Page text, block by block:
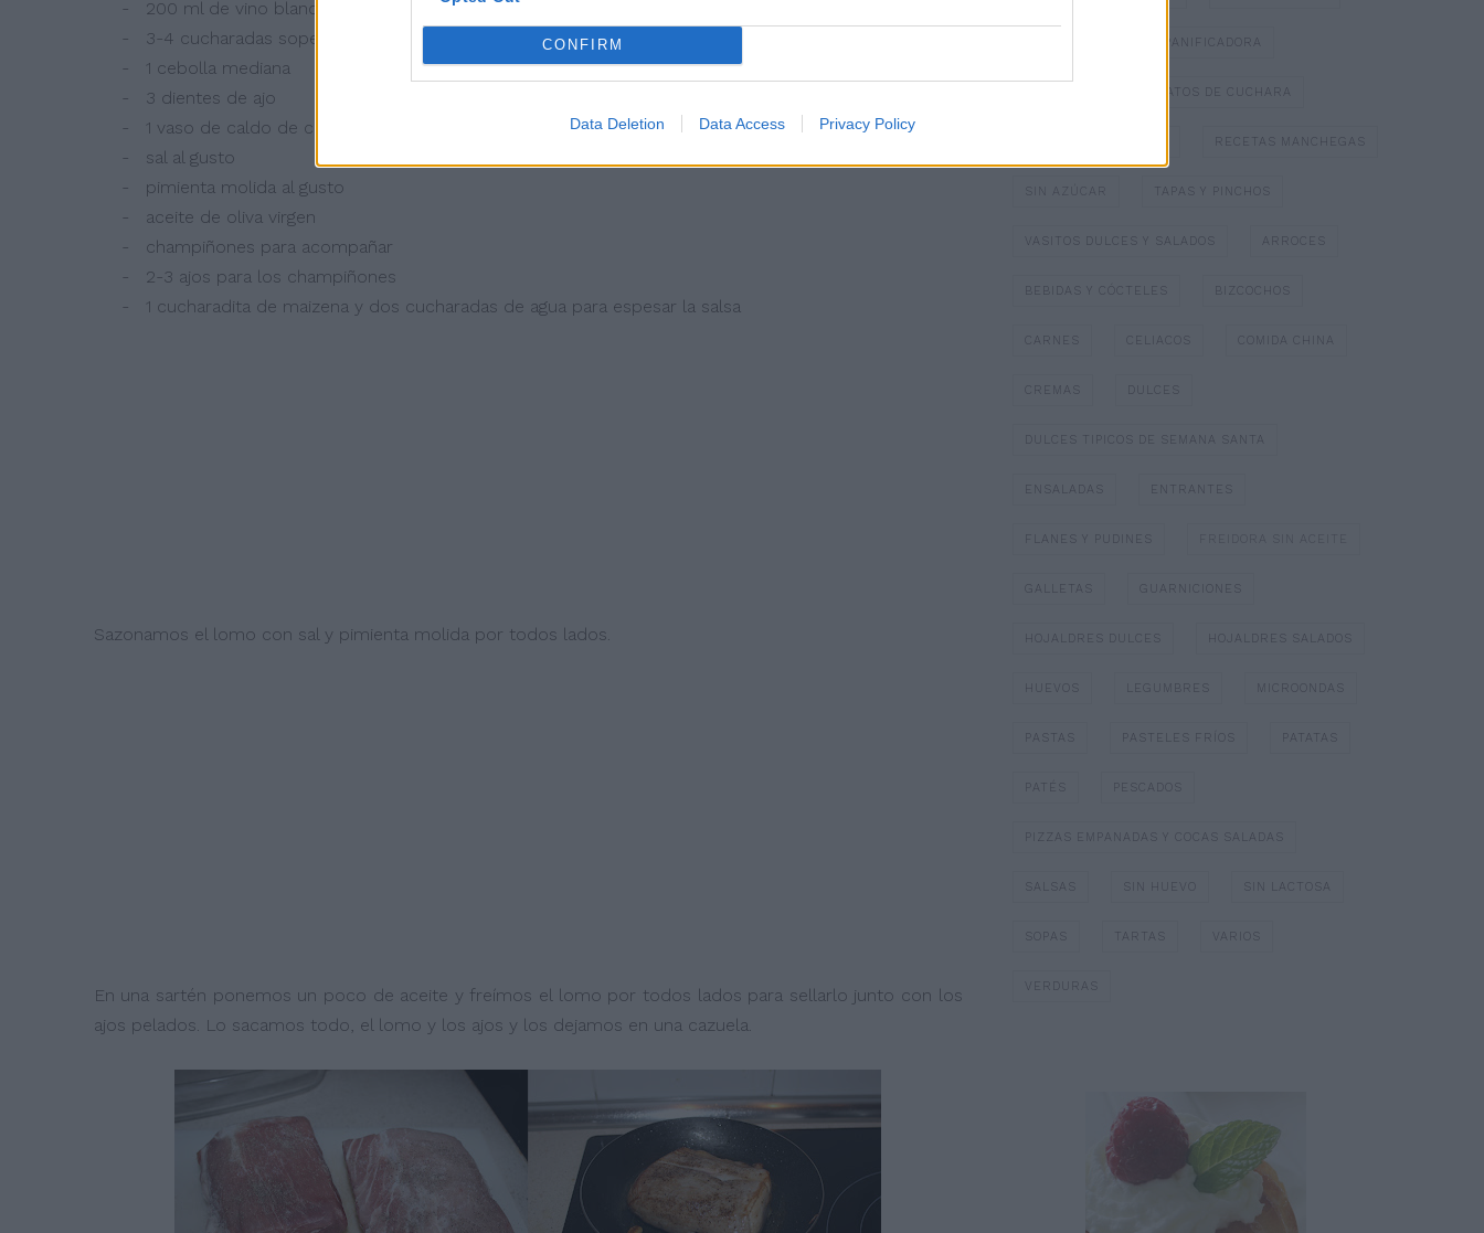
CONFIRM
Data Deletion Data Access Privacy Policy
- 200 ml de vino blanco
- 3-4 cucharadas soperas de miel
- 1 cebolla mediana
- 3 dientes de ajo
- 1 vaso de caldo de carne o 1 pastilla + un vaso de agua
- sal al gusto
- pimienta molida al gusto
- aceite de oliva virgen
- champiñones para acompañar
- 2-3 ajos para los champiñones
- 1 cucharadita de maizena y dos cucharadas de agua para espesar la salsa
Sazonamos el lomo con sal y pimienta molida por todos lados.
En una sartén ponemos un poco de aceite y freímos el lomo por todos lados para sellarlo junto con los
ajos pelados. Lo sacamos todo, el lomo y los ajos y los dejamos en una cazuela.
PANIFICADORA
PLATOS DE CUCHARA
RECETAS MANCHEGAS
SIN AZÚCAR TAPAS Y PINCHOS
VASITOS DULCES Y SALADOS ARROCES
BEBIDAS Y CÓCTELES BIZCOCHOS
CARNES CELIACOS COMIDA CHINA
CREMAS
DULCES TIPICOS DE SEMANA SANTA
ENSALADAS ENTRANTES
FLANES Y PUDINES FREIDORA SIN ACEITE
GALLETAS GUARNICIONES
HOJALDRES DULCES HOJALDRES SALADOS
HUEVOS LEGUMBRES MICROONDAS
PASTAS PASTELES FRÍOS PATATAS
PATÉS PESCADOS
PIZZAS EMPANADAS Y COCAS SALADAS
SALSAS SIN HUEVO SIN LACTOSA
SOPAS TARTAS VARIOS
VERDURAS